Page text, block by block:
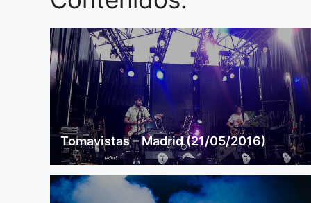
Tomavistas – Madrid (21/05/2016)